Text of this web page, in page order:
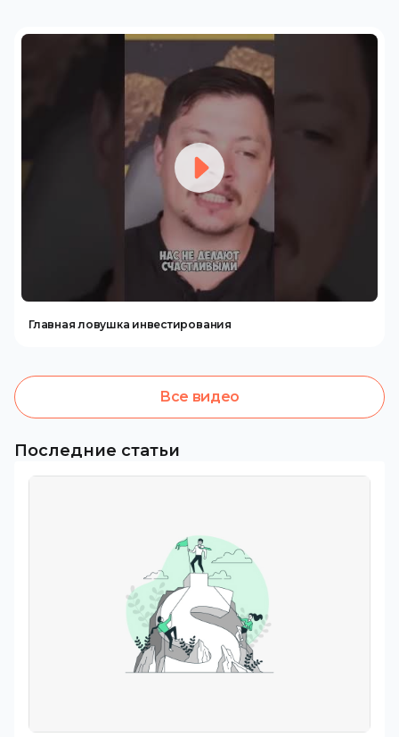
Главная ловушка инвестирования
Все видео
Последние статьи